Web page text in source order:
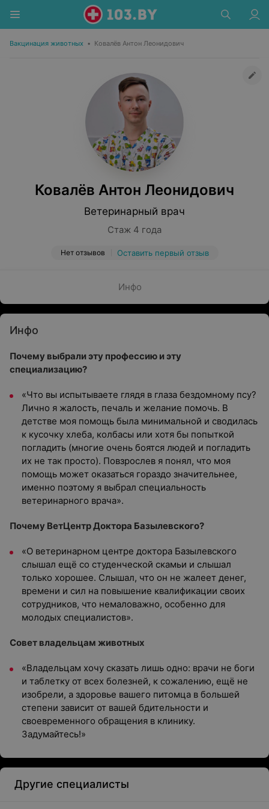
Вакцинация животных • Ковалёв Антон Леонидович
Ковалёв Антон Леонидович
Ветеринарный врач
Стаж 4 года
Нет отзывов Оставить первый отзыв
Инфо
Инфо
Почему выбрали эту профессию и эту
специализацию?
«Что вы испытываете глядя в глаза бездомному псу?
Лично я жалость, печаль и желание помочь. В
детстве моя помощь была минимальной и сводилась
к кусочку хлеба, колбасы или хотя бы попыткой
погладить (многие очень боятся людей и погладить
их не так просто). Повзрослев я понял, что моя
помощь может оказаться гораздо значительнее,
именно поэтому я выбрал специальность
ветеринарного врача».
Почему ВетЦентр Доктора Базылевского?
«О ветеринарном центре доктора Базылевского
слышал ещё со студенческой скамьи и слышал
только хорошее. Слышал, что он не жалеет денег,
времени и сил на повышение квалификации своих
сотрудников, что немаловажно, особенно для
молодых специалистов».
Совет владельцам животных
«Владельцам хочу сказать лишь одно: врачи не боги
и таблетку от всех болезней, к сожалению, ещё не
изобрели, а здоровье вашего питомца в большей
степени зависит от вашей бдительности и
своевременного обращения в клинику.
Задумайтесь!»
Другие специалисты